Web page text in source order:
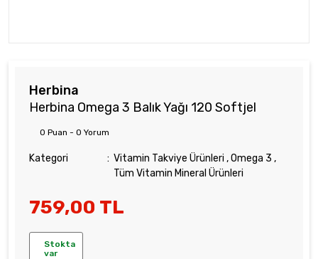
Herbina
Herbina Omega 3 Balık Yağı 120 Softjel
0 Puan - 0 Yorum
Kategori Vitamin Takviye Ürünleri ,Omega 3 ,
Tüm Vitamin Mineral Ürünleri
759,00 TL
Stokta
var